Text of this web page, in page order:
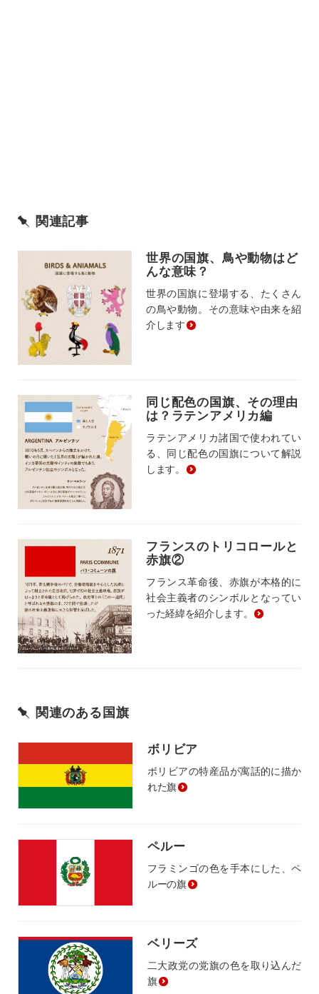
関連記事
世界の国旗、鳥や動物はど
んな意味？
世界の国旗に登場する、たくさん
の鳥や動物。その意味や由来を紹
介します
同じ配色の国旗、その理由
は？ラテンアメリカ編
ラテンアメリカ諸国で使われてい
る、同じ配色の国旗について解説
します。
フランスのトリコロールと
赤旗②
フランス革命後、赤旗が本格的に
社会主義者のシンボルとなってい
った経緯を紹介します。
関連のある国旗
ボリビア
ボリビアの特産品が寓話的に描か
れた旗
ペルー
フラミンゴの色を手本にした、ペ
ルーの旗
ベリーズ
二大政党の党旗の色を取り込んだ
旗